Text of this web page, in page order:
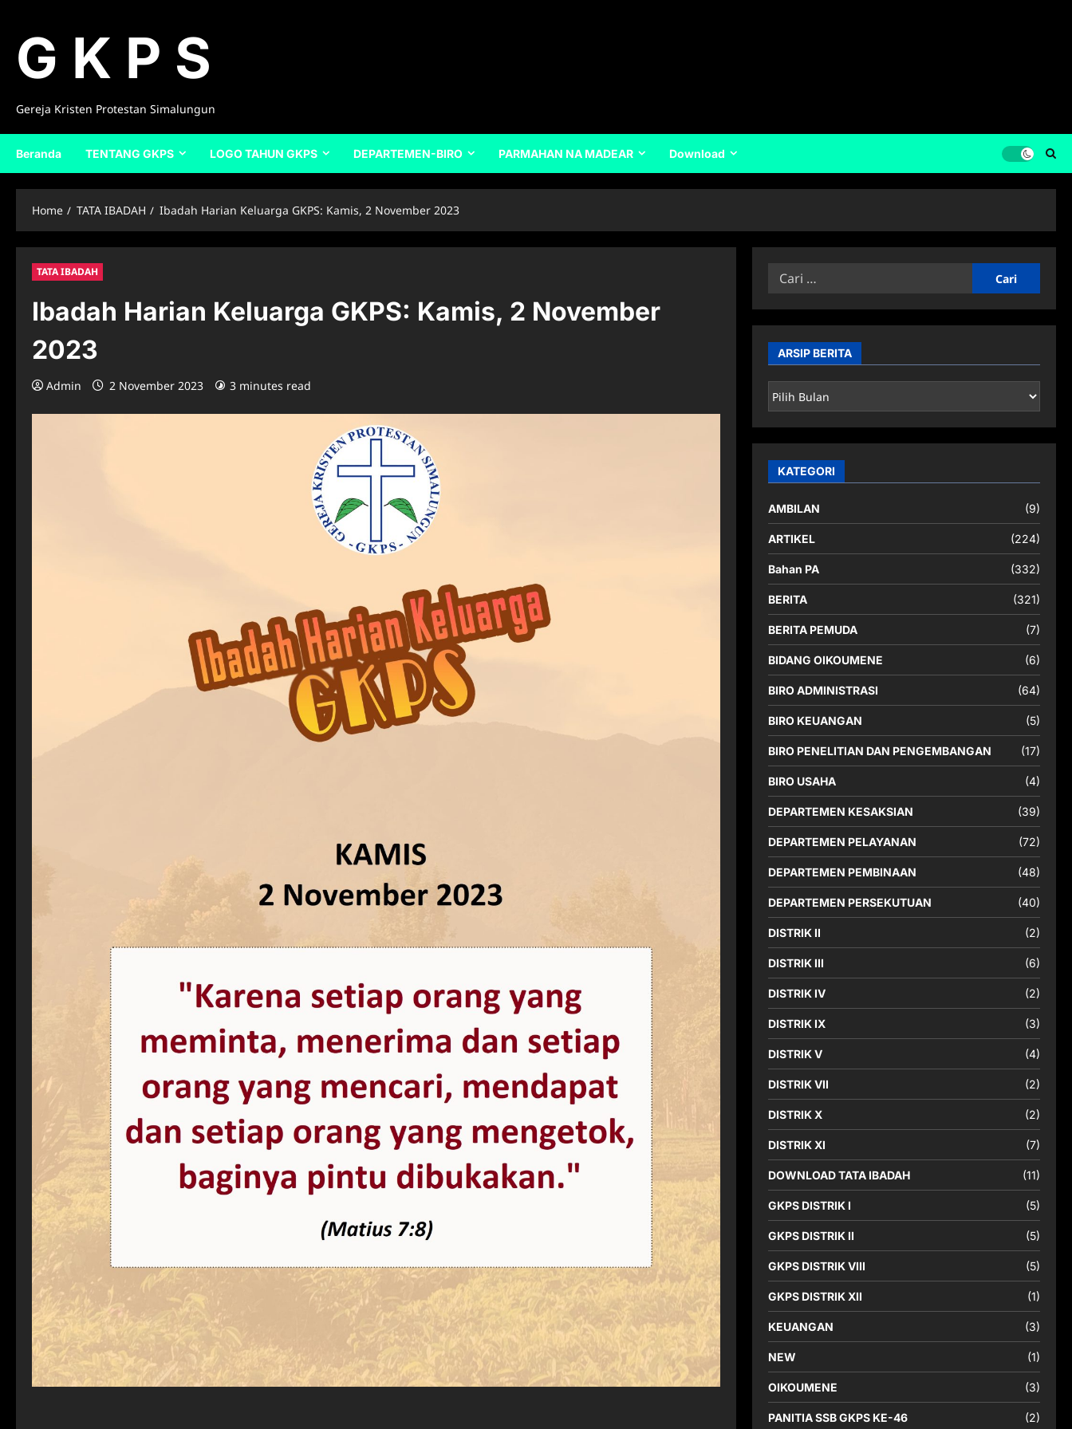
contentG K P S
Gereja Kristen Protestan Simalungun
Beranda TENTANG GKPS LOGO TAHUN GKPS DEPARTEMEN-BIRO PARMAHAN NA MADEAR Download
Home TATA IBADAH Ibadah Harian Keluarga GKPS: Kamis, 2 November 2023
TATA IBADAH
Ibadah Harian Keluarga GKPS: Kamis, 2 November
2023
Admin 2 November 2023 3 minutes read
Cari
ARSIP BERITA
ARSIP
BERITA
KATEGORI
AMBILAN (9)
ARTIKEL (224)
Bahan PA (332)
BERITA (321)
BERITA PEMUDA (7)
BIDANG OIKOUMENE (6)
BIRO ADMINISTRASI (64)
BIRO KEUANGAN (5)
BIRO PENELITIAN DAN PENGEMBANGAN (17)
BIRO USAHA (4)
DEPARTEMEN KESAKSIAN (39)
DEPARTEMEN PELAYANAN (72)
DEPARTEMEN PEMBINAAN (48)
DEPARTEMEN PERSEKUTUAN (40)
DISTRIK II (2)
DISTRIK III (6)
DISTRIK IV (2)
DISTRIK IX (3)
DISTRIK V (4)
DISTRIK VII (2)
DISTRIK X (2)
DISTRIK XI (7)
DOWNLOAD TATA IBADAH (11)
GKPS DISTRIK I (5)
GKPS DISTRIK II (5)
GKPS DISTRIK VIII (5)
GKPS DISTRIK XII (1)
KEUANGAN (3)
NEW (1)
OIKOUMENE (3)
PANITIA SSB GKPS KE-46 (2)